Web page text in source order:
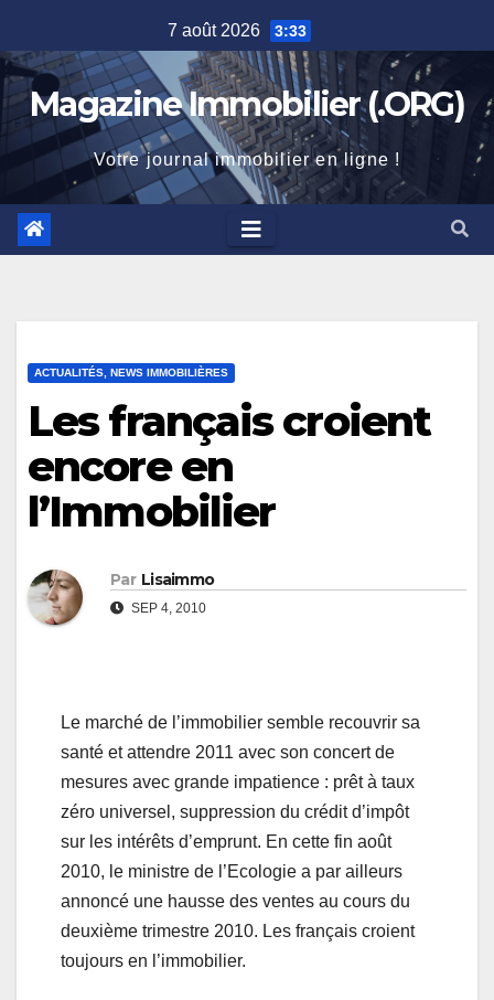
to
content
7 août 2026 3:33
Magazine Immobilier (.ORG)
Votre journal immobilier en ligne !
ACTUALITÉS, NEWS IMMOBILIÈRES
Les français croient
encore en
l’Immobilier
Par Lisaimmo
SEP 4, 2010
Le marché de l’immobilier semble recouvrir sa
santé et attendre 2011 avec son concert de
mesures avec grande impatience : prêt à taux
zéro universel, suppression du crédit d’impôt
sur les intérêts d’emprunt. En cette fin août
2010, le ministre de l’Ecologie a par ailleurs
annoncé une hausse des ventes au cours du
deuxième trimestre 2010. Les français croient
toujours en l’immobilier.